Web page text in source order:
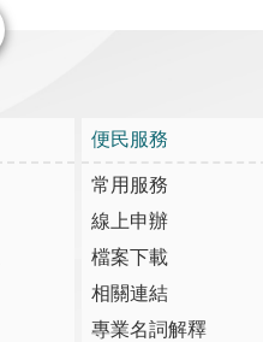
便民服務
常用服務
線上申辦
檔案下載
相關連結
專業名詞解釋